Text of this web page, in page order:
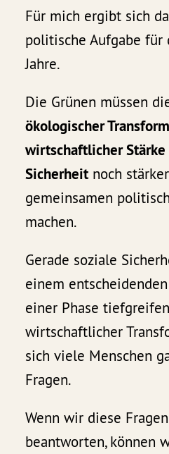
Für mich ergibt sich
politische Aufgabe für
Jahre.
Die Grünen müssen
ökologischer
wirtschaftlicher
Sicherheit noch
gemeinsamen
machen.
Gerade soziale
einem
einer Phase
wirtschaftlicher
sich viele Menschen
Fragen.
Wenn wir diese
beantworten, können